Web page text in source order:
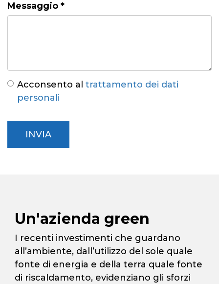
file
Tipi
file
permessi:
Messaggio *
Acconsento al trattamento dei dati
personali
al
trattamento
dei
INVIA
Un'azienda green
I recenti investimenti che guardano
all’ambiente, dall’utilizzo del sole quale
fonte di energia e della terra quale fonte
di riscaldamento, evidenziano gli sforzi